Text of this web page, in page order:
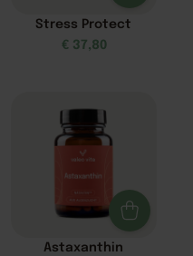
Stress Protect
€ 37,80
Astaxanthin